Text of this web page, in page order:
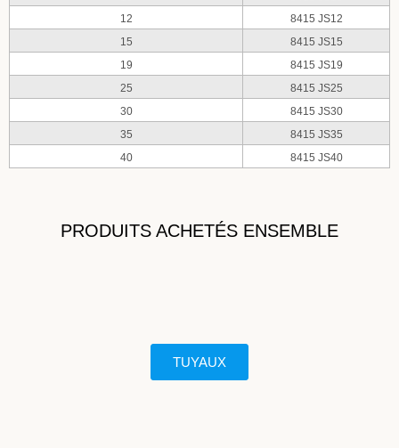
12
8415 JS12
15
8415 JS15
19
8415 JS19
25
8415 JS25
30
8415 JS30
35
8415 JS35
40
8415 JS40
PRODUITS ACHETÉS ENSEMBLE
TUYAUX